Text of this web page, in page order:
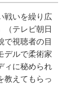
戦いを繰り広
（テレビ朝日
で視聴者の目
デルで柔術家
ィに秘められ
教えてもらっ